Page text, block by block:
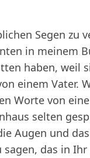
Segen zu
in meinem
haben, weil
einem Vater.
Worte von
selten
Augen und
sagen, das in